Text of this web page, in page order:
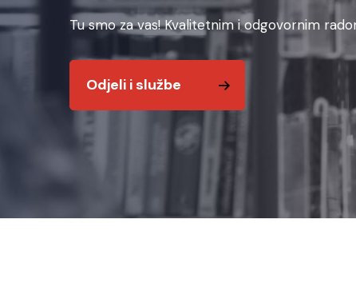
Tu smo za vas! Kvalitetnim i odgovornim
Odjeli i službe